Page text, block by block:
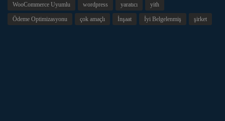
WooCommerce Uyumlu wordpress yaratıcı yith
Ödeme Optimizasyonu çok amaçlı İnşaat İyi Belgelenmiş şirket